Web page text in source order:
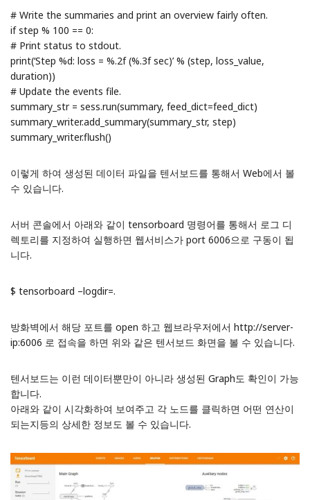
# Write the summaries and print an overview fairly often.
if step % 100 == 0:
# Print status to stdout.
print(‘Step %d: loss = %.2f (%.3f sec)’ % (step, loss_value,
duration))
# Update the events file.
summary_str = sess.run(summary, feed_dict=feed_dict)
summary_writer.add_summary(summary_str, step)
summary_writer.flush()
이렇게 하여 생성된 데이터 파일을 텐서보드를 통해서 Web에서 볼
수 있습니다.
서버 콘솔에서 아래와 같이 tensorboard 명령어를 통해서 로그 디
렉토리를 지정하여 실행하면 웹서비스가 port 6006으로 구동이 됩
니다.
$ tensorboard –logdir=.
방화벽에서 해당 포트를 open 하고 웹브라우저에서 http://server-
ip:6006 로 접속을 하면 위와 같은 텐서보드 화면을 볼 수 있습니다.
텐서보드는 이런 데이터뿐만이 아니라 생성된 Graph도 확인이 가능
합니다.
아래와 같이 시각화하여 보여주고 각 노드를 클릭하면 어떤 연산이
되는지등의 상세한 정보도 볼 수 있습니다.